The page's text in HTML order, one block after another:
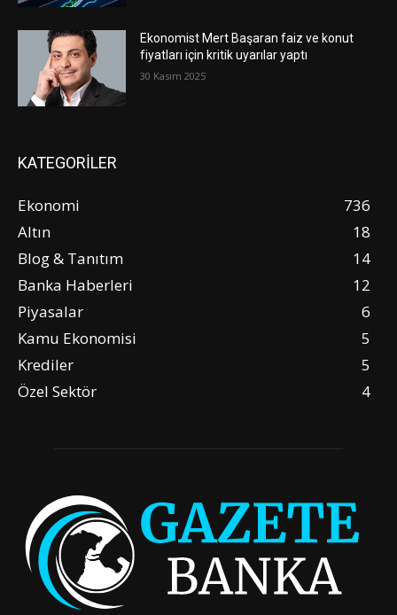
Ekonomist Mert Başaran faiz ve konut
fiyatları için kritik uyarılar yaptı
30 Kasım 2025
KATEGORİLER
Ekonomi
736
Altın
18
Blog & Tanıtım
14
Banka Haberleri
12
Piyasalar
6
Kamu Ekonomisi
5
Krediler
5
Özel Sektör
4